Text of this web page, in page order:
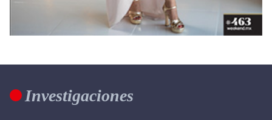
Investigaciones